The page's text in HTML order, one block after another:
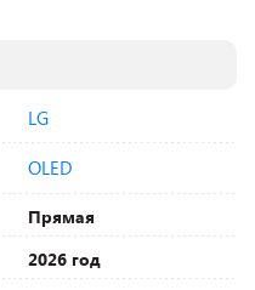
LG
OLED
Прямая
2026 год